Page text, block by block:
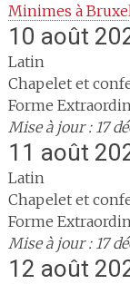
Minimes à
10 août
Latin
Chapelet et
Forme
Mise à jour : 17
11 août
Latin
Chapelet et
Forme
Mise à jour : 17
12 août